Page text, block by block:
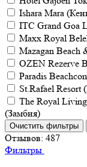
Ishara Mara
ITC Grand Goa
Maxx Royal
Mazagan Beach
OZEN Rezerve
Paradis
St.Rafael Resort
The Royal
(Замбия)
Отзывов: 487
Фильтры